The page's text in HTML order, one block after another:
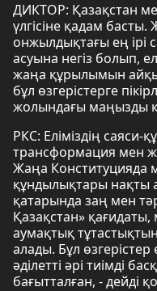
ДИКТОР: Қазақстан
үлгісіне қадам
онжылдықтағы ең ірі
асуына негіз болып,
жаңа құрылымын
бұл өзгерістерге
жолындағы маңызды
РКС: Еліміздің
трансформация мен
Жаңа Конституцияда
құндылықтары
қатарында заң мен
Қазақстан» қағидаты,
аумақтық
алады. Бұл
әділетті әрі тиімді
бағытталған, - дейді